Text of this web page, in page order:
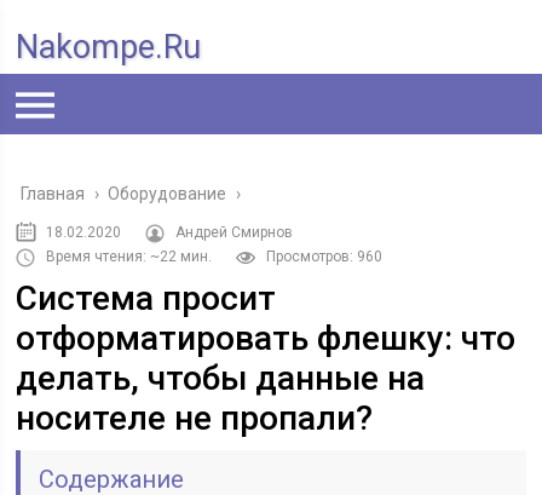
Nakompe.ru
Главная › Оборудование ›
18.02.2020
Андрей Смирнов
Время чтения: ~22 мин.
Просмотров: 960
Система просит
отформатировать флешку: что
делать, чтобы данные на
носителе не пропали?
Содержание